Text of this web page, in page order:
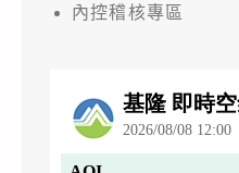
內控稽核專區